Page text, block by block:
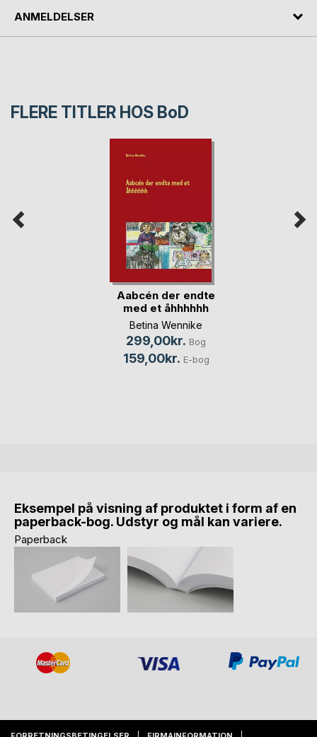
ANMELDELSER
FLERE TITLER HOS BoD
Aabcén der endte
med et åhhhhhh
Betina Wennike
299,00kr. Bog
159,00kr. E-bog
Eksempel på visning af produktet i form af en
paperback-bog. Udstyr og mål kan variere.
Paperback